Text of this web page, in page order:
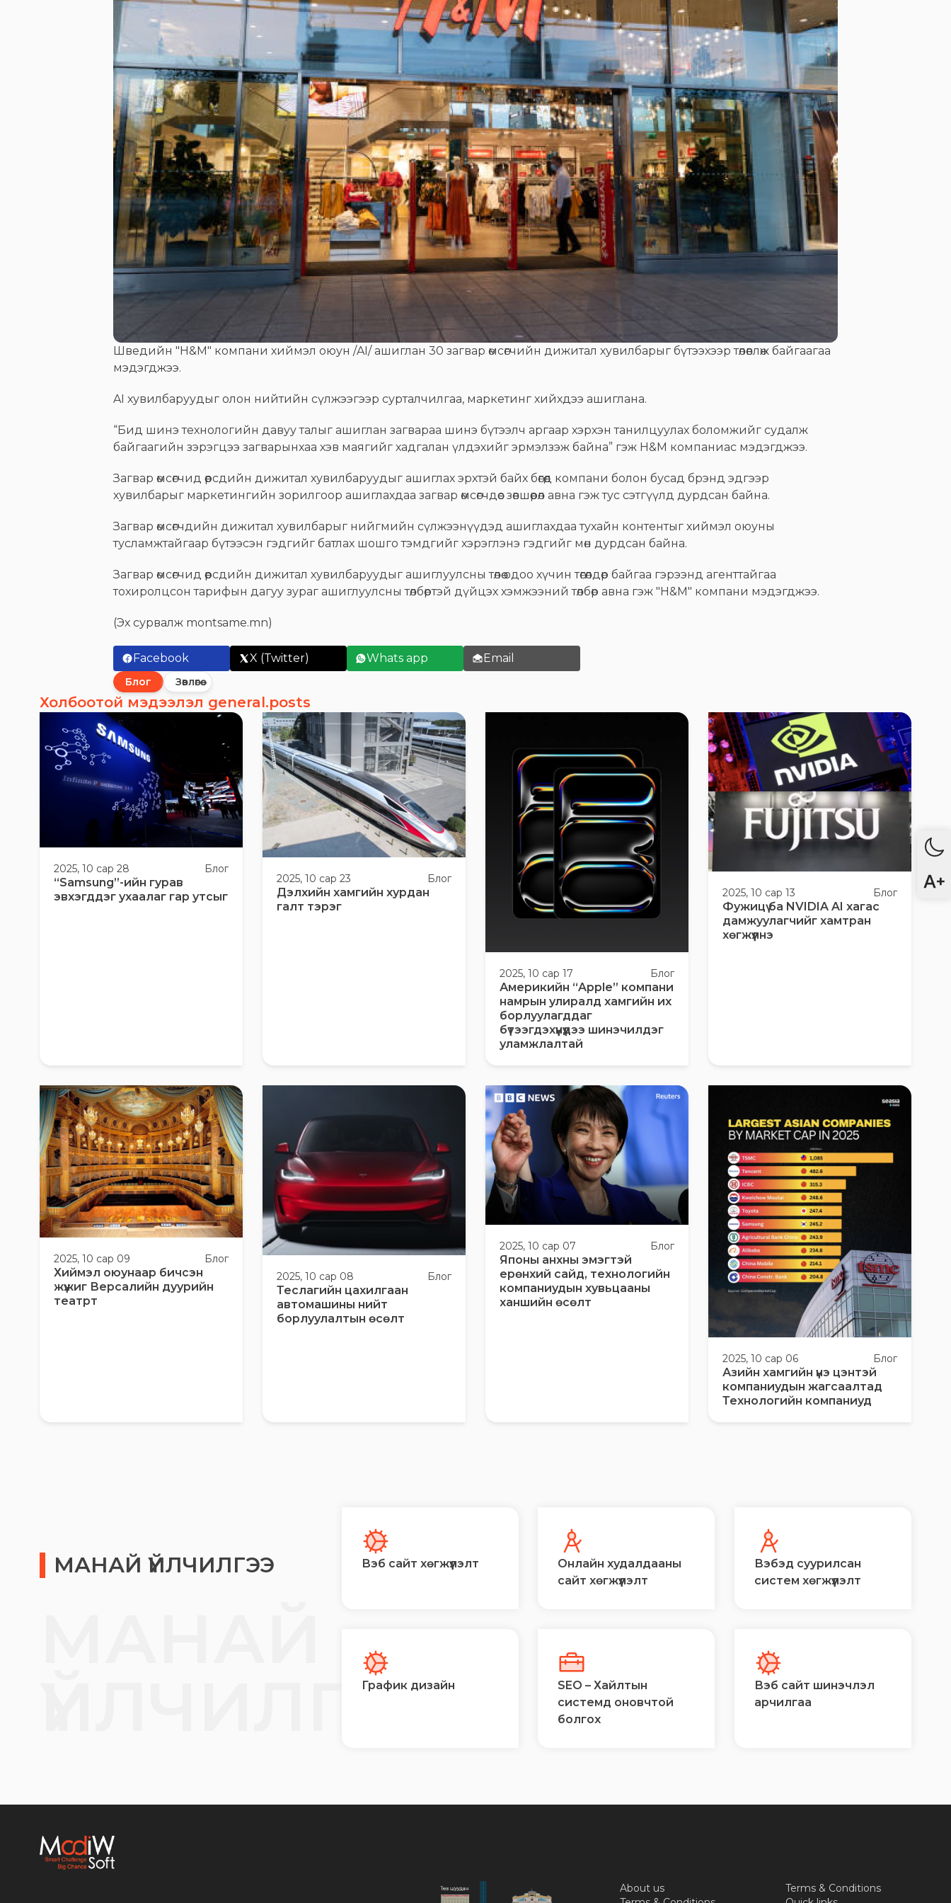
Шведийн "H&M" компани хиймэл оюун /AI/ ашиглан 30 загвар өмсөгчийн дижитал хувилбарыг бүтээхээр төлөвлөж байгаагаа
мэдэгджээ.
AI хувилбаруудыг олон нийтийн сүлжээгээр сурталчилгаа, маркетинг хийхдээ ашиглана.
“Бид шинэ технологийн давуу талыг ашиглан загвараа шинэ бүтээлч аргаар хэрхэн танилцуулах боломжийг судалж
байгаагийн зэрэгцээ загварынхаа хэв маягийг хадгалан үлдэхийг эрмэлзэж байна” гэж H&M компаниас мэдэгджээ.
Загвар өмсөгчид өөрсдийн дижитал хувилбаруудыг ашиглах эрхтэй байх бөгөөд компани болон бусад брэнд эдгээр
хувилбарыг маркетингийн зорилгоор ашиглахдаа загвар өмсөгчдөөс зөвшөөрөл авна гэж тус сэтгүүлд дурдсан байна.
Загвар өмсөгчдийн дижитал хувилбарыг нийгмийн сүлжээнүүдэд ашиглахдаа тухайн контентыг хиймэл оюуны
тусламжтайгаар бүтээсэн гэдгийг батлах шошго тэмдгийг хэрэглэнэ гэдгийг мөн дурдсан байна.
Загвар өмсөгчид өөрсдийн дижитал хувилбаруудыг ашиглуулсны төлөө одоо хүчин төгөлдөр байгаа гэрээнд агенттайгаа
тохиролцсон тарифын дагуу зураг ашиглуулсны төлбөртэй дүйцэх хэмжээний төлбөр авна гэж "H&M" компани мэдэгджээ.
(Эх сурвалж montsame.mn)
Facebook X (Twitter) Whats app Email
Блог Зөвлөгөө
Холбоотой мэдээлэл general.posts
2025, 10 сар 28 Блог
“Samsung”-ийн гурав
эвхэгддэг ухаалаг гар утсыг
2025, 10 сар 23 Блог
Дэлхийн хамгийн хурдан
галт тэрэг
2025, 10 сар 17 Блог
Америкийн “Apple” компани
намрын улиралд хамгийн их
борлуулагддаг
бүтээгдэхүүнүүдээ шинэчилдэг
уламжлалтай
2025, 10 сар 13 Блог
Фужицү ба NVIDIA AI хагас
дамжуулагчийг хамтран
хөгжүүлнэ
2025, 10 сар 09 Блог
Хиймэл оюунаар бичсэн
жүжиг Версалийн дуурийн
театрт
2025, 10 сар 08 Блог
Теслагийн цахилгаан
автомашины нийт
борлуулалтын өсөлт
2025, 10 сар 07 Блог
Японы анхны эмэгтэй
ерөнхий сайд, технологийн
компаниудын хувьцааны
ханшийн өсөлт
2025, 10 сар 06 Блог
Азийн хамгийн үнэ цэнтэй
компаниудын жагсаалтад
Технологийн компаниуд
МАНАЙ ҮЙЛЧИЛГЭЭ
ҮЙЛЧИЛГЭЭ
Вэб сайт хөгжүүлэлт
Онлайн худалдааны
сайт хөгжүүлэлт
Вэбэд суурилсан
систем хөгжүүлэлт
График дизайн
SEO – Хайлтын
системд оновчтой
болгох
Вэб сайт шинэчлэл
арчилгаа
About us
Terms & Conditions